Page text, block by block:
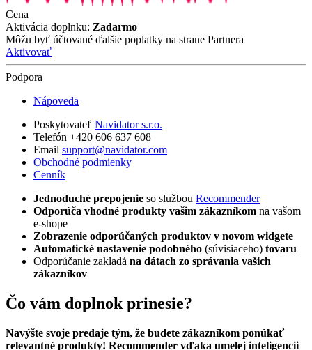
Cena
Aktivácia doplnku: Zadarmo
Môžu byť účtované ďalšie poplatky na strane Partnera
Aktivovať
Podpora
Nápoveda
Poskytovateľ Navidator s.r.o.
Telefón +420 606 637 608
Email support@navidator.com
Obchodné podmienky
Cenník
Jednoduché prepojenie so službou Recommender
Odporúča vhodné produkty vašim zákazníkom na vašom
e-shope
Zobrazenie odporúčaných produktov v novom widgete
Automatické nastavenie podobného (súvisiaceho) tovaru
Odporúčanie zakladá na dátach zo správania vašich
zákazníkov
Čo vám doplnok prinesie?
Navýšte svoje predaje tým, že budete zákazníkom ponúkať
relevantné produkty! Recommender vďaka umelej inteligencii